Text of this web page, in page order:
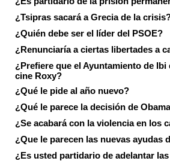
¿Tsipras sacará a Grecia de la
¿Quién debe ser el líder del PSOE?
¿Renunciaría a ciertas libertades a
¿Prefiere que el Ayuntamiento de
cine Roxy?
¿Qué le pide al año nuevo?
¿Qué le parece la decisión de
¿Se acabará con la violencia en los
¿Que le parecen las nuevas ayudas
¿Es usted partidario de adelantar